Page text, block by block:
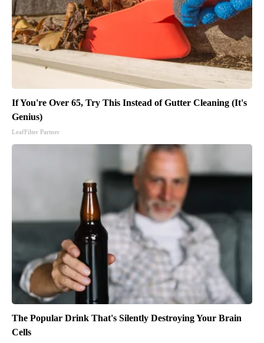
If You're Over 65, Try This Instead of Gutter Cleaning (It's
Genius)
LeafFilter Partner
The Popular Drink That's Silently Destroying Your Brain
Cells